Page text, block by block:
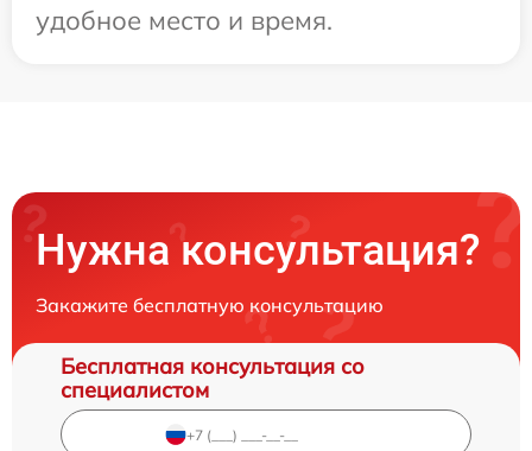
удобное место и время.
Нужна консультация?
Закажите бесплатную консультацию
Бесплатная консультация со
специалистом